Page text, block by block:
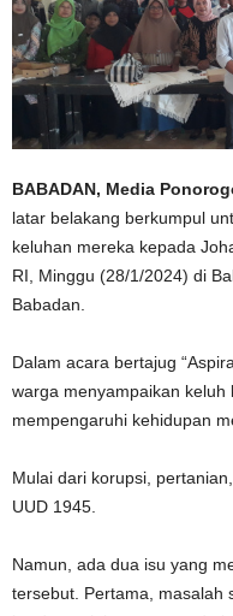
BABADAN, Media
latar belakang berkumpul
keluhan mereka kepada
RI, Minggu (28/1/2024) di
Babadan.
Dalam acara bertajug
warga menyampaikan
mempengaruhi kehidupan
Mulai dari korupsi,
UUD 1945.
Namun, ada dua isu yang
tersebut. Pertama, masalah